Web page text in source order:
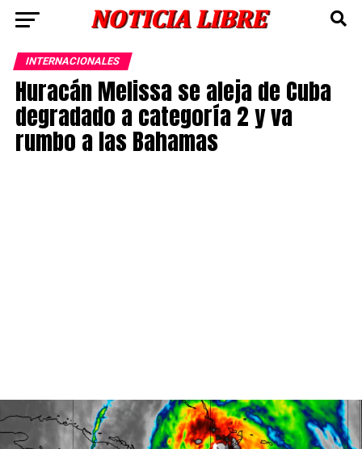
INTERNACIONALES
Huracán Melissa se aleja de Cuba
degradado a categoría 2 y va
rumbo a las Bahamas